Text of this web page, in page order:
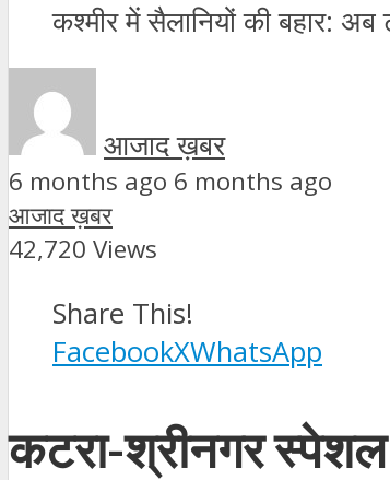
कश्मीर में सैलानियों की बहार:
आजाद ख़बर
6 months ago 6 months ago
आजाद ख़बर
42,720 Views
Share This!
FacebookXWhatsApp
कटरा-श्रीनगर